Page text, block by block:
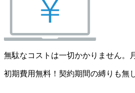
無駄なコストは一切かかりません。
初期費用無料！契約期間の縛りも無